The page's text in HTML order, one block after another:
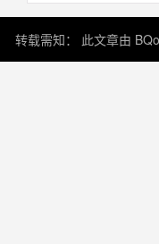
转载需知： 此文章由